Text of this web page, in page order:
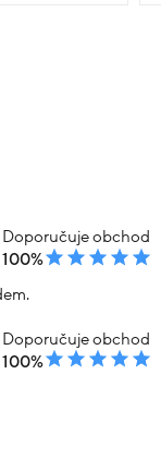
Doporučuje obchod
100%
Doporučuje obchod
100%